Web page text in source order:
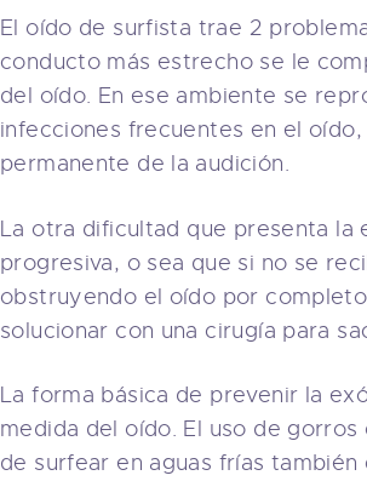
El oído de surfista trae 2
conducto más estrecho se le
del oído. En ese ambiente se
infecciones frecuentes en el
permanente de la audición.
La otra dificultad que presenta la
progresiva, o sea que si no se
obstruyendo el oído por
solucionar con una cirugía para
La forma básica de prevenir la
medida del oído. El uso de
de surfear en aguas frías